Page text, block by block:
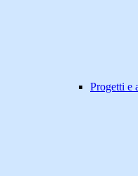
Progetti e